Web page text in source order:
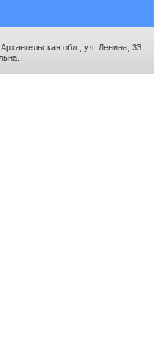
обл., ул. Ленина, 33.